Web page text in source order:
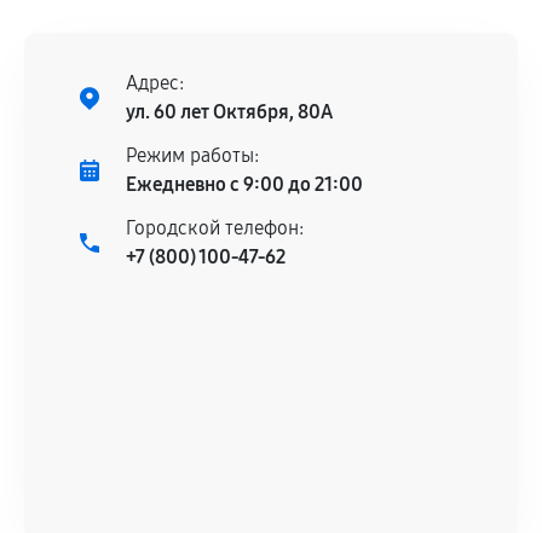
Адрес:
ул. 60 лет Октября, 80А
Режим работы:
Ежедневно с 9:00 до 21:00
Городской телефон:
+7 (800) 100-47-62